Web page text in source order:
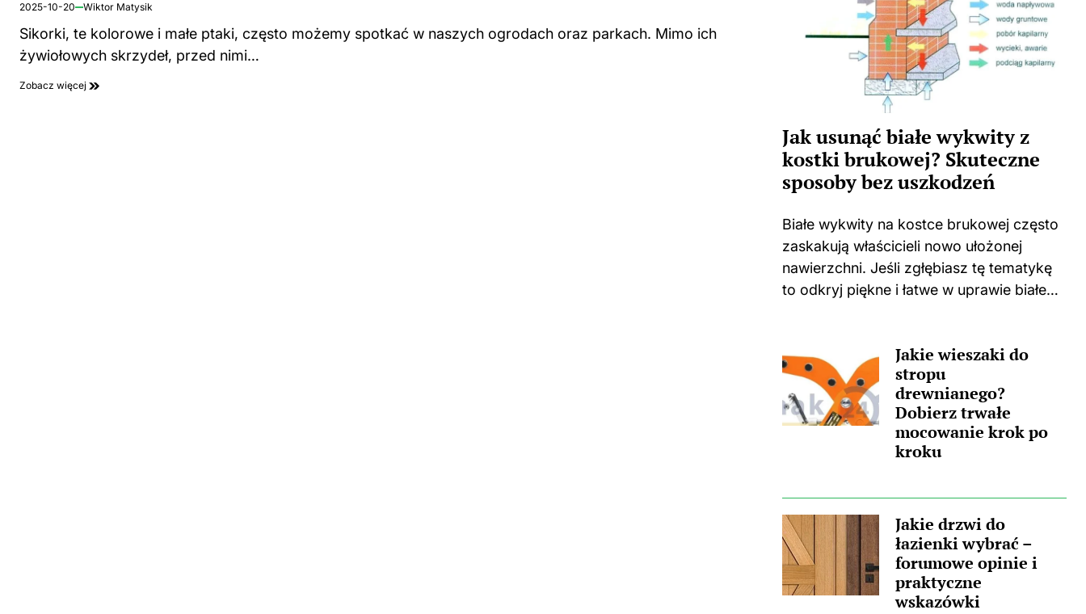
2025-10-20 Wiktor Matysik
Sikorki, te kolorowe i małe ptaki, często możemy spotkać w naszych ogrodach oraz parkach. Mimo ich
żywiołowych skrzydeł, przed nimi…
Zobacz więcej
Jak usunąć białe wykwity z
kostki brukowej? Skuteczne
sposoby bez uszkodzeń
Białe wykwity na kostce brukowej często
zaskakują właścicieli nowo ułożonej
nawierzchni. Jeśli zgłębiasz tę tematykę
to odkryj piękne i łatwe w uprawie białe
sytuacjami, w których świeżo położona
kostka zaczyna...
Jakie wieszaki do
stropu
drewnianego?
Dobierz trwałe
mocowanie krok po
kroku
Jakie drzwi do
łazienki wybrać –
forumowe opinie i
praktyczne
wskazówki